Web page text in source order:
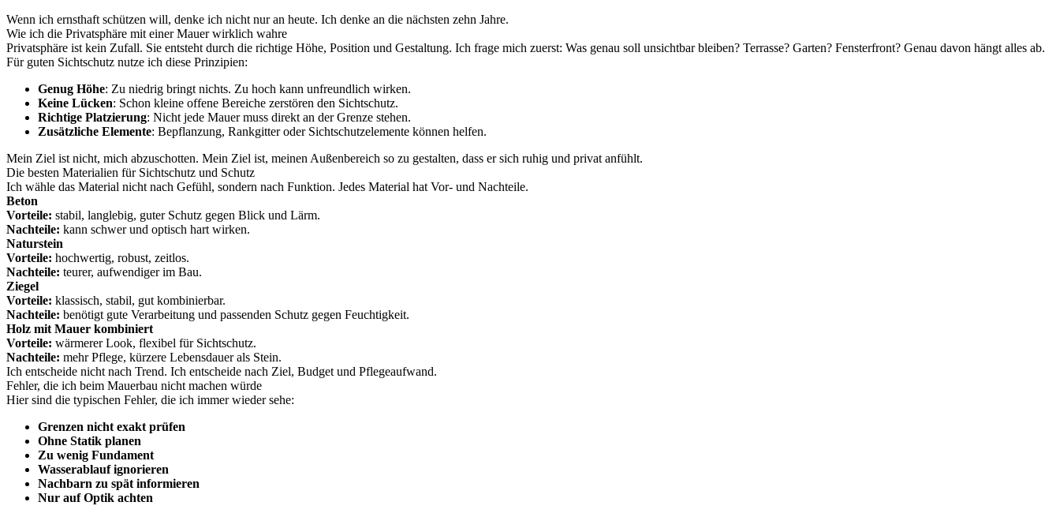
Wenn ich ernsthaft schützen will, denke ich nicht nur an heute. Ich denke an die nächsten zehn Jahre.
Wie ich die Privatsphäre mit einer Mauer wirklich wahre
Privatsphäre ist kein Zufall. Sie entsteht durch die richtige Höhe, Position und Gestaltung. Ich frage mich zuerst: Was genau soll unsichtbar bleiben? Terrasse? Garten? Fensterfront? Genau davon hängt alles ab.
Für guten Sichtschutz nutze ich diese Prinzipien:
Genug Höhe: Zu niedrig bringt nichts. Zu hoch kann unfreundlich wirken.
Keine Lücken: Schon kleine offene Bereiche zerstören den Sichtschutz.
Richtige Platzierung: Nicht jede Mauer muss direkt an der Grenze stehen.
Zusätzliche Elemente: Bepflanzung, Rankgitter oder Sichtschutzelemente können helfen.
Mein Ziel ist nicht, mich abzuschotten. Mein Ziel ist, meinen Außenbereich so zu gestalten, dass er sich ruhig und privat anfühlt.
Die besten Materialien für Sichtschutz und Schutz
Ich wähle das Material nicht nach Gefühl, sondern nach Funktion. Jedes Material hat Vor- und Nachteile.
Beton
Vorteile: stabil, langlebig, guter Schutz gegen Blick und Lärm.
Nachteile: kann schwer und optisch hart wirken.
Naturstein
Vorteile: hochwertig, robust, zeitlos.
Nachteile: teurer, aufwendiger im Bau.
Ziegel
Vorteile: klassisch, stabil, gut kombinierbar.
Nachteile: benötigt gute Verarbeitung und passenden Schutz gegen Feuchtigkeit.
Holz mit Mauer kombiniert
Vorteile: wärmerer Look, flexibel für Sichtschutz.
Nachteile: mehr Pflege, kürzere Lebensdauer als Stein.
Ich entscheide nicht nach Trend. Ich entscheide nach Ziel, Budget und Pflegeaufwand.
Fehler, die ich beim Mauerbau nicht machen würde
Hier sind die typischen Fehler, die ich immer wieder sehe:
Grenzen nicht exakt prüfen
Ohne Statik planen
Zu wenig Fundament
Wasserablauf ignorieren
Nachbarn zu spät informieren
Nur auf Optik achten